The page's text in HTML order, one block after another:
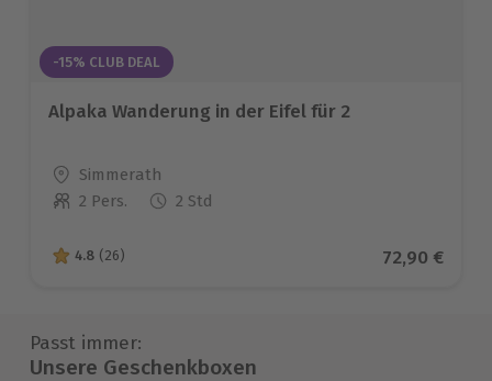
-15% CLUB DEAL
Alpaka Wanderung in der Eifel für 2
Standort
Simmerath
Anzahl der Teilnehmer
2 Pers. 2 Std
4.8 von 5 Sternen basierend auf 26 Bewertungen
4.8 (26) Aktueller
72,90 €
Passt immer:
Unsere Geschenkboxen